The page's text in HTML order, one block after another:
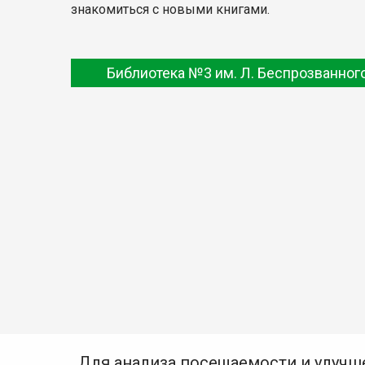
знакомиться с новыми книгами.
Библиотека №3 им. Л.